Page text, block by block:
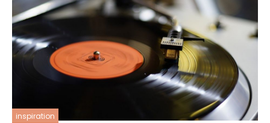
inspiration